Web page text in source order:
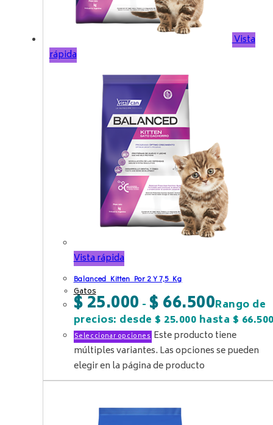
Vista
rápida
Vista rápida
Balanced Kitten Por 2 Y 7,5 Kg
Gatos
$25.000 - $66.500Rango de
precios: desde $ 25.000 hasta $
Seleccionar opciones Este producto tiene
múltiples variantes. Las opciones se pueden
elegir en la página de producto